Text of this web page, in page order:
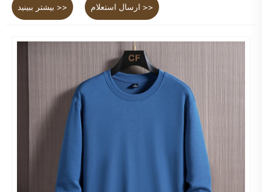
بیشتر ببینید >> ارسال استعلام >>